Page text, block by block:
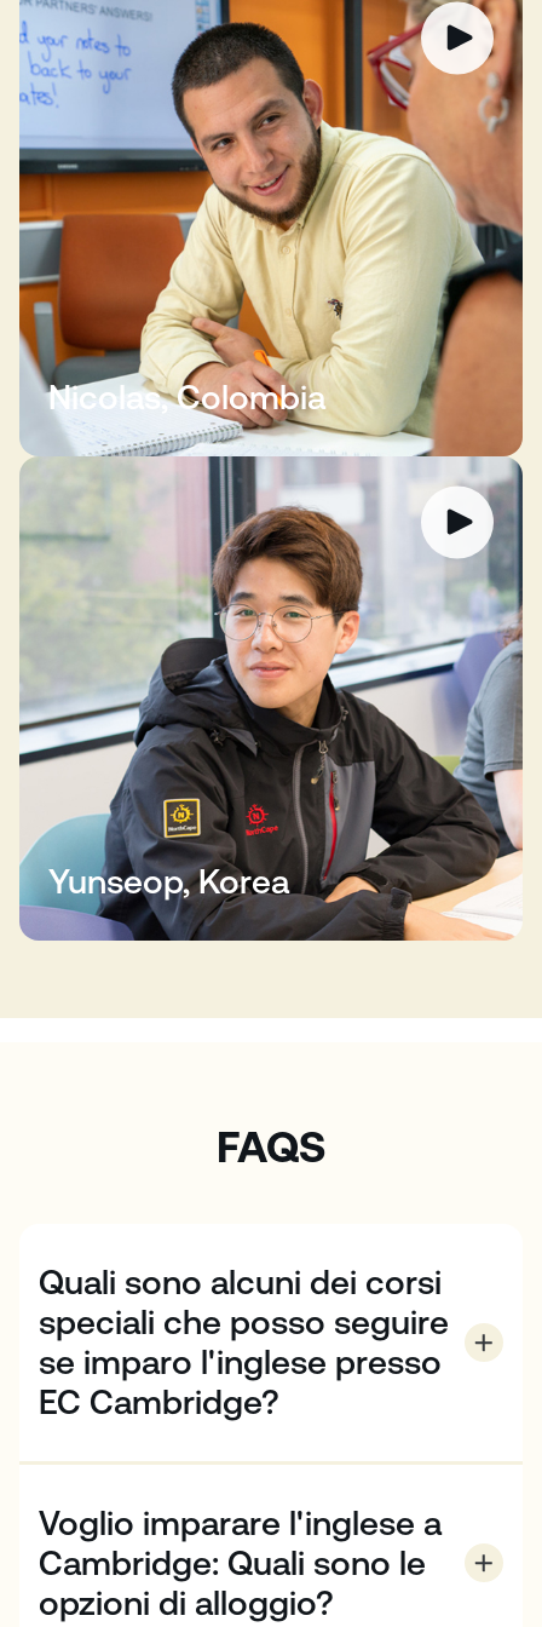
Nicolas, Colombia
Yunseop, Korea
FAQS
Quali sono alcuni dei corsi
speciali che posso seguire
se imparo l'inglese presso
EC Cambridge?
Cambridge offre corsi speciali per aiutarvi a
scuola e nel mondo del lavoro. Questi includono:
English Now, un'esperienza di apprendimento in
boutique che vi permette di personalizzare il vostro
corso scegliendo tra una serie di moduli; FlexiTrack,
Voglio imparare l'inglese a
Cambridge: Quali sono le
opzioni di alloggio?